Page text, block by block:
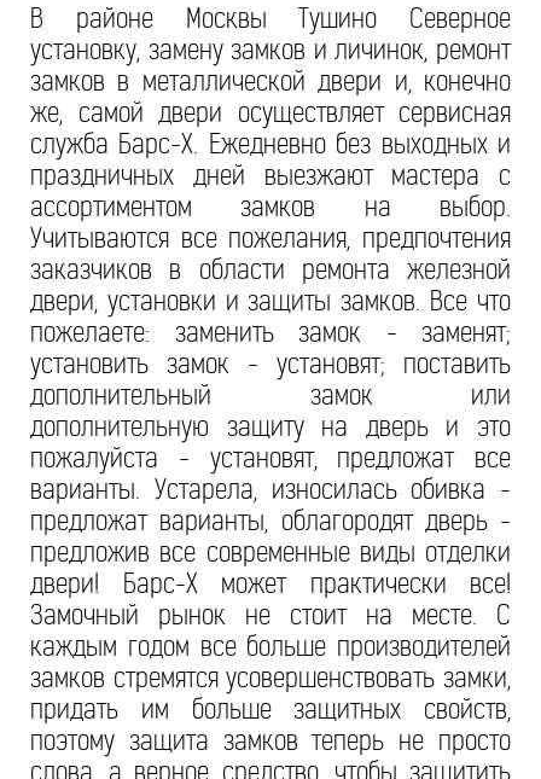
В районе Москвы Тушино Северное
установку, замену замков и личинок, ремонт
замков в металлической двери и, конечно
же, самой двери осуществляет сервисная
служба Барс-Х. Ежедневно без выходных и
праздничных дней выезжают мастера с
ассортиментом замков на выбор.
Учитываются все пожелания, предпочтения
заказчиков в области ремонта железной
двери, установки и защиты замков. Все что
пожелаете: заменить замок - заменят;
установить замок - установят; поставить
дополнительный замок или
дополнительную защиту на дверь и это
пожалуйста - установят, предложат все
варианты. Устарела, износилась обивка -
предложат варианты, облагородят дверь -
предложив все современные виды отделки
двери! Барс-Х может практически все!
Замочный рынок не стоит на месте. С
каждым годом все больше производителей
замков стремятся усовершенствовать замки,
придать им больше защитных свойств,
поэтому защита замков теперь не просто
слова, а верное средство, чтобы защитить